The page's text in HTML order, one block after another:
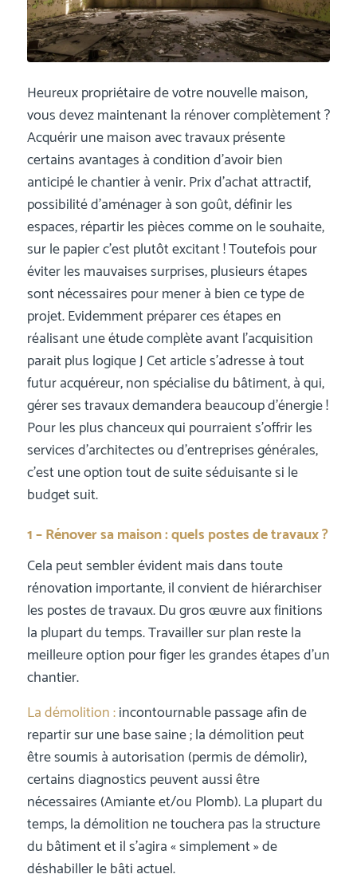
Heureux propriétaire de votre nouvelle maison,
vous devez maintenant la rénover complètement ?
Acquérir une maison avec travaux présente
certains avantages à condition d’avoir bien
anticipé le chantier à venir. Prix d’achat attractif,
possibilité d’aménager à son goût, définir les
espaces, répartir les pièces comme on le souhaite,
sur le papier c’est plutôt excitant ! Toutefois pour
éviter les mauvaises surprises, plusieurs étapes
sont nécessaires pour mener à bien ce type de
projet. Evidemment préparer ces étapes en
réalisant une étude complète avant l’acquisition
parait plus logique J Cet article s’adresse à tout
futur acquéreur, non spécialise du bâtiment, à qui,
gérer ses travaux demandera beaucoup d’énergie !
Pour les plus chanceux qui pourraient s’offrir les
services d’architectes ou d’entreprises générales,
c’est une option tout de suite séduisante si le
budget suit.
1 – Rénover sa maison : quels postes de travaux ?
Cela peut sembler évident mais dans toute
rénovation importante, il convient de hiérarchiser
les postes de travaux. Du gros œuvre aux finitions
la plupart du temps. Travailler sur plan reste la
meilleure option pour figer les grandes étapes d’un
chantier.
La démolition :incontournable passage afin de
repartir sur une base saine ; la démolition peut
être soumis à autorisation (permis de démolir),
certains diagnostics peuvent aussi être
nécessaires (Amiante et/ou Plomb). La plupart du
temps, la démolition ne touchera pas la structure
du bâtiment et il s’agira « simplement » de
déshabiller le bâti actuel.